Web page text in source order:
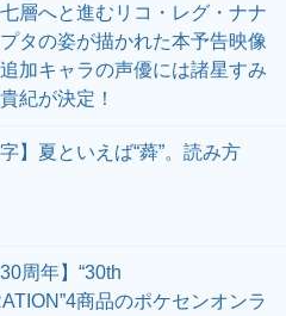
層へと進むリコ・レグ・ナナ
タの姿が描かれた本予告映像
加キャラの声優には諸星すみ
紀が決定！
字】夏といえば“蕣”。読み方
周年】“30th
商品のポケセンオンラ